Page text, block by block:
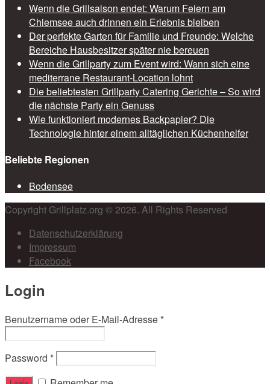
Wenn die Grillsaison endet: Warum Feiern am
Chiemsee auch drinnen ein Erlebnis bleiben
Der perfekte Garten für Familie und Freunde: Welche
Bereiche Hausbesitzer später nie bereuen
Wenn die Grillparty zum Event wird: Wann sich eine
mediterrane Restaurant-Location lohnt
Die beliebtesten Grillparty Catering Gerichte – So wird
die nächste Party ein Genuss
Wie funktioniert modernes Backpapier? Die
Technologie hinter einem alltäglichen Küchenhelfer
Beliebte Regionen
Bodensee
Copyright Grillplatz.org © 2026. All Rights Reserved
Datenschutzerklärung
Impressum
Facebook
Login
Benutzername oder E-Mail-Adresse *
Password *